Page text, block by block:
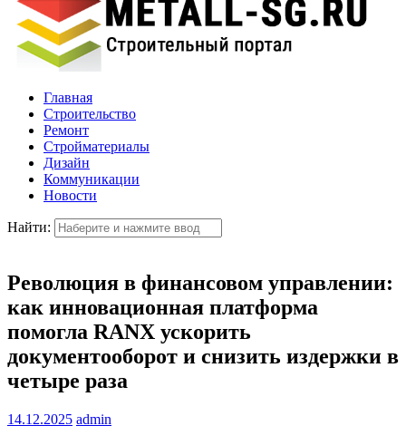
Главная
Строительство
Ремонт
Стройматериалы
Дизайн
Коммуникации
Новости
Найти:
Революция в финансовом управлении:
как инновационная платформа
помогла RANX ускорить
документооборот и снизить издержки в
четыре раза
14.12.2025 admin